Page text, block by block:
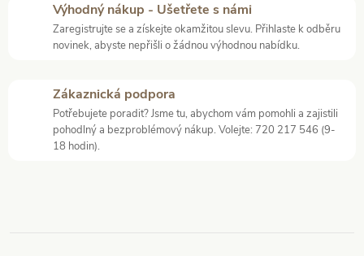
Výhodný nákup - Ušetřete s námi
Zaregistrujte se a získejte okamžitou slevu. Přihlaste k odběru
novinek, abyste nepřišli o žádnou výhodnou nabídku.
Zákaznická podpora
Potřebujete poradit? Jsme tu, abychom vám pomohli a zajistili
pohodlný a bezproblémový nákup. Volejte: 720 217 546 (9-
18 hodin).